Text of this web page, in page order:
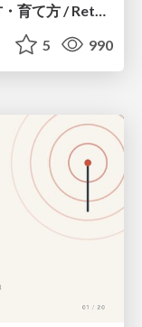
5 990